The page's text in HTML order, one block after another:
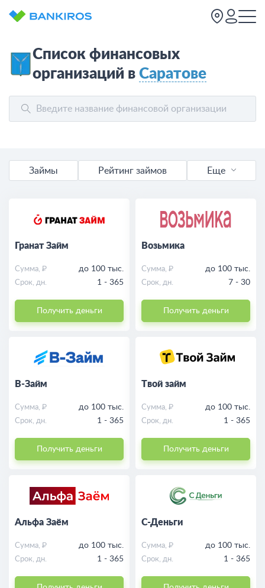
Список финансовых
организаций в Саратове
Займы Рейтинг займов
Еще
Онлайн
Лучшие финансовые организации
На карту
Отзывы о финансовых организациях
Гранат Займ
Сумма, ₽ до 100 тыс.
Срок, дн. 1 - 365
Получить деньги
Возьмика
Сумма, ₽ до 100 тыс.
Срок, дн. 7 - 30
Получить деньги
В-Займ
Сумма, ₽ до 100 тыс.
Срок, дн. 1 - 365
Получить деньги
Твой займ
Сумма, ₽ до 100 тыс.
Срок, дн. 1 - 365
Получить деньги
Альфа Заём
Сумма, ₽ до 100 тыс.
Срок, дн. 1 - 365
С-Деньги
Сумма, ₽ до 100 тыс.
Срок, дн. 1 - 365